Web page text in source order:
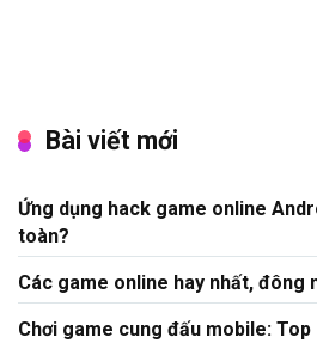
Bài viết mới
Ứng dụng hack game online
toàn?
Các game online hay nhất, đông
Chơi game cung đấu mobile: